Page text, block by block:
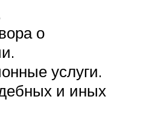
о
услуги.
и иных